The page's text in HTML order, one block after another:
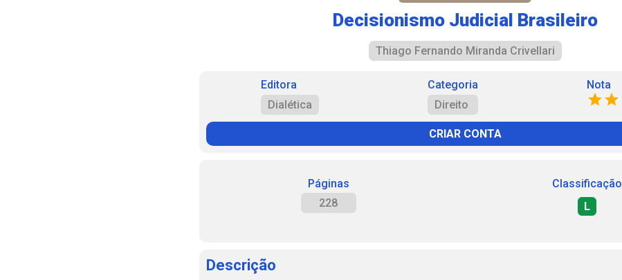
Decisionismo Judicial Brasileiro
Thiago Fernando Miranda Crivellari
Editora
Dialética
Categoria
Direito
Nota
CRIAR CONTA
Páginas
228
Classificação
L
Descrição